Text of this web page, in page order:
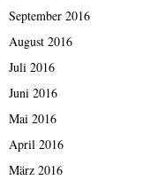
September 2016
August 2016
Juli 2016
Juni 2016
Mai 2016
April 2016
März 2016